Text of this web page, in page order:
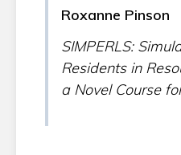
Roxanne Pinson
SIMPERLS:
Residents in
a Novel Course